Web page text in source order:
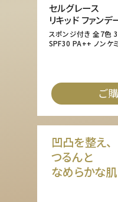
セルグレース
リキッド ファンデ
スポンジ付き 全7色
SPF30 PA++ ノンケ
ご
凹凸を整え、
つるんと
なめらかな